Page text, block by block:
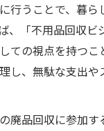
行うことで、暮ら
、「不用品回収ビ
ての視点を持つこ
し、無駄な支出や
廃品回収に参加す